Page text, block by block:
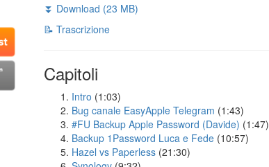
⏬ Download (23 MB)
📝 Trascrizione
Capitoli
Intro (1:03)
Bug canale EasyApple Telegram (1:43)
#FU Backup Apple Password (Davide) (1:47)
Backup 1Password Luca e Fede (10:57)
Hazel vs Paperless (21:30)